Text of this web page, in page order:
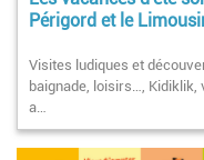
Périgord et le
Visites ludiques et
baignade, loisirs…, Kidiklik,
a…